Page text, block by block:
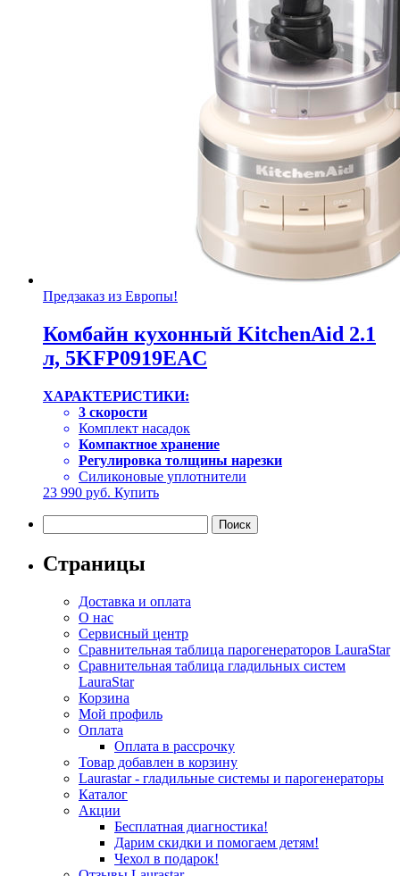
Предзаказ из Европы!
Комбайн кухонный KitchenAid 2.1
л, 5KFP0919EAC
ХАРАКТЕРИСТИКИ:
3 скорости
Комплект насадок
Компактное хранение
Регулировка толщины нарезки
Силиконовые уплотнители
23 990 руб. Купить
Страницы
Доставка и оплата
О нас
Сервисный центр
Сравнительная таблица парогенераторов LauraStar
Сравнительная таблица гладильных систем
LauraStar
Корзина
Мой профиль
Оплата
Оплата в рассрочку
Товар добавлен в корзину
Laurastar - гладильные системы и парогенераторы
Каталог
Акции
Бесплатная диагностика!
Дарим скидки и помогаем детям!
Чехол в подарок!